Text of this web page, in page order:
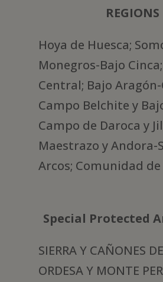
REGIONS
Hoya de Huesca;
Monegros-Bajo
Central; Bajo Aragón-
Campo Belchite y
Campo de Daroca y
Maestrazo y Andora-
Arcos; Comunidad
Special Protected
SIERRA Y CAÑONES
ORDESA Y MONTE